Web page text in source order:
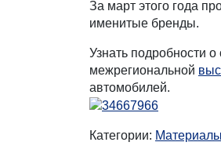
За март этого года
именитые бренды.
Узнать подробности
межрегиональной
автомобилей.
Категории: Материалы